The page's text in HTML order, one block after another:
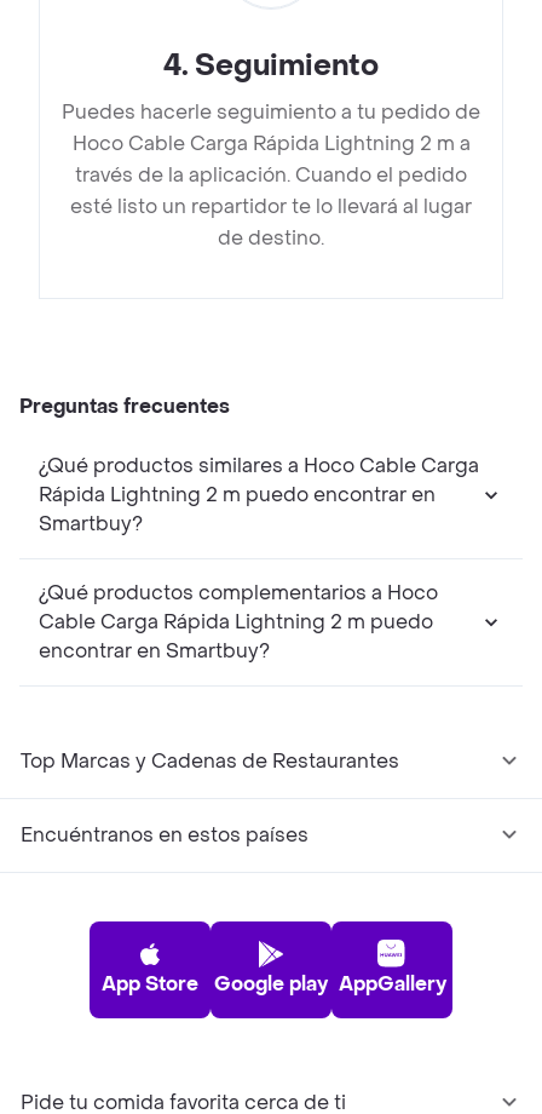
4. Seguimiento
Puedes hacerle seguimiento a tu pedido de
Hoco Cable Carga Rápida Lightning 2 m a
través de la aplicación. Cuando el pedido
esté listo un repartidor te lo llevará al lugar
de destino.
Preguntas frecuentes
¿Qué productos similares a Hoco Cable Carga
Rápida Lightning 2 m puedo encontrar en
Smartbuy?
¿Qué productos complementarios a Hoco
Cable Carga Rápida Lightning 2 m puedo
encontrar en Smartbuy?
Top Marcas y Cadenas de Restaurantes
Encuéntranos en estos países
App Store Google play AppGallery
Pide tu comida favorita cerca de ti